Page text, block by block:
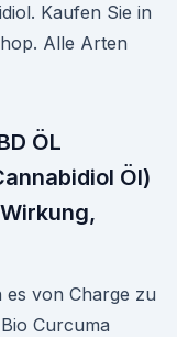
Kaufen Sie in
Alle Arten
ÖL
Öl)
von Charge zu
Curcuma